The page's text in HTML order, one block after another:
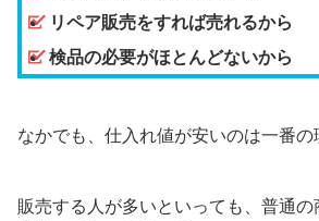
リペア販売をすれば売れるから
検品の必要がほとんどないから
なかでも、仕入れ値が安いのは一番の
販売する人が多いといっても、普通